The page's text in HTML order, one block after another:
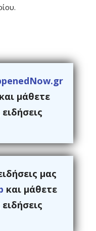
και μάθετε
μας
και μάθετε